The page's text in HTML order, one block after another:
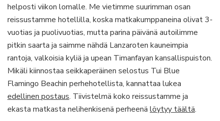
helposti viikon lomalle. Me vietimme suurimman osan
reissustamme hotellilla, koska matkakumppaneina olivat 3-
vuotias ja puolivuotias, mutta parina päivänä autoilimme
pitkin saarta ja saimme nähdä Lanzaroten kauneimpia
rantoja, valkoisia kyliä ja upean Timanfayan kansallispuiston.
Mikäli kiinnostaa seikkaperäinen selostus Tui Blue
Flamingo Beachin perhehotellista, kannattaa lukea
edellinen postaus. Tiivistelmä koko reissustamme ja
ekasta matkasta nelihenkisenä perheenä löytyy täältä.